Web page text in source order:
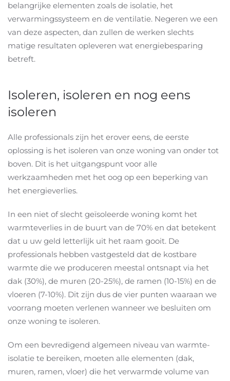
belangrijke elementen zoals de isolatie, het
verwarmingssysteem en de ventilatie. Negeren we een
van deze aspecten, dan zullen de werken slechts
matige resultaten opleveren wat energiebesparing
betreft.
Isoleren, isoleren en nog eens
isoleren
Alle professionals zijn het erover eens, de eerste
oplossing is het isoleren van onze woning van onder tot
boven. Dit is het uitgangspunt voor alle
werkzaamheden met het oog op een beperking van
het energieverlies.
In een niet of slecht geïsoleerde woning komt het
warmteverlies in de buurt van de 70% en dat betekent
dat u uw geld letterlijk uit het raam gooit. De
professionals hebben vastgesteld dat de kostbare
warmte die we produceren meestal ontsnapt via het
dak (30%), de muren (20-25%), de ramen (10-15%) en de
vloeren (7-10%). Dit zijn dus de vier punten waaraan we
voorrang moeten verlenen wanneer we besluiten om
onze woning te isoleren.
Om een bevredigend algemeen niveau van warmte-
isolatie te bereiken, moeten alle elementen (dak,
muren, ramen, vloer) die het verwarmde volume van